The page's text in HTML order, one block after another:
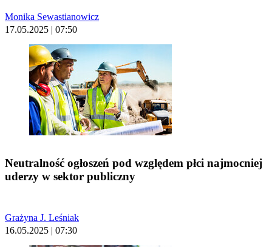
Monika Sewastianowicz
17.05.2025 | 07:50
Neutralność ogłoszeń pod względem płci najmocniej
uderzy w sektor publiczny
Grażyna J. Leśniak
16.05.2025 | 07:30